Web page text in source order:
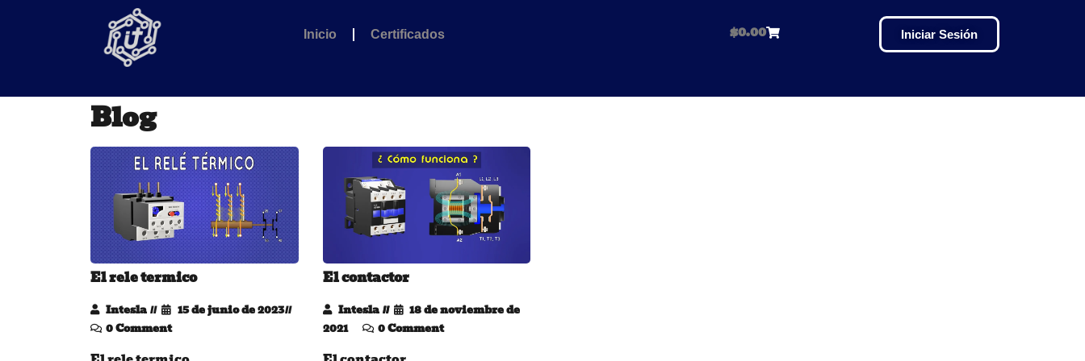
Inicio Certificados $0.00 Iniciar Sesión
Blog
El rele termico
Intesla
15 de junio de 2023
0 Comment
El contactor
Intesla
18 de noviembre de
2021
0 Comment